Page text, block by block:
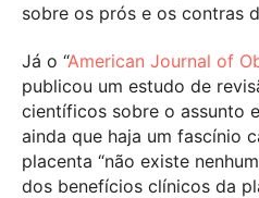
sobre os prós e os contras
Já o “American Journal of
publicou um estudo de
científicos sobre o assunto
ainda que haja um fascínio
placenta “não existe
dos benefícios clínicos da